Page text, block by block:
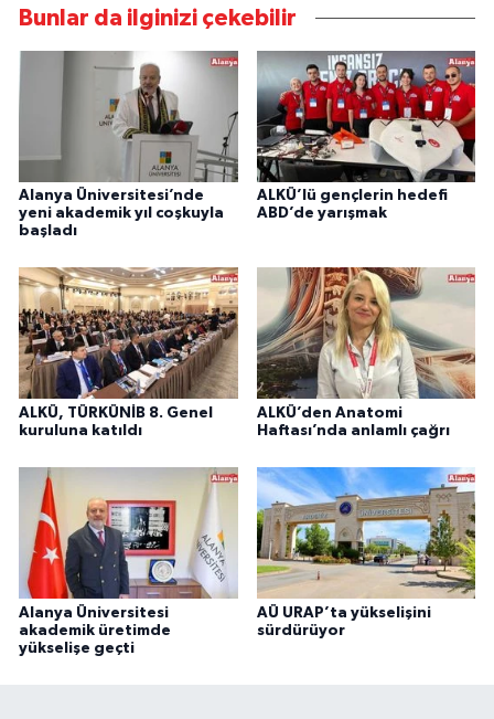
Bunlar da ilginizi çekebilir
Alanya Üniversitesi’nde
yeni akademik yıl coşkuyla
başladı
ALKÜ’lü gençlerin hedefi
ABD’de yarışmak
ALKÜ, TÜRKÜNİB 8. Genel
kuruluna katıldı
ALKÜ’den Anatomi
Haftası’nda anlamlı çağrı
Alanya Üniversitesi
akademik üretimde
yükselişe geçti
AÜ URAP’ta yükselişini
sürdürüyor